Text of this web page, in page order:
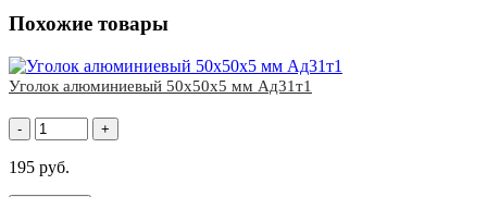
Похожие товары
Уголок алюминиевый 50x50х5 мм Ад31т1
- +
195 руб.